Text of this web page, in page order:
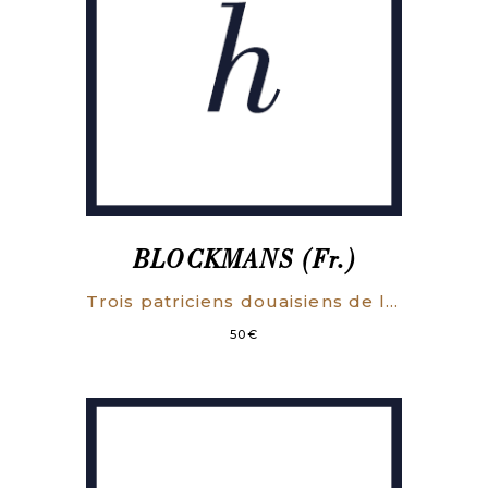
BLOCKMANS (Fr.)
Trois patriciens douaisiens de la seconde moitié du XIIIe siècle.
50€